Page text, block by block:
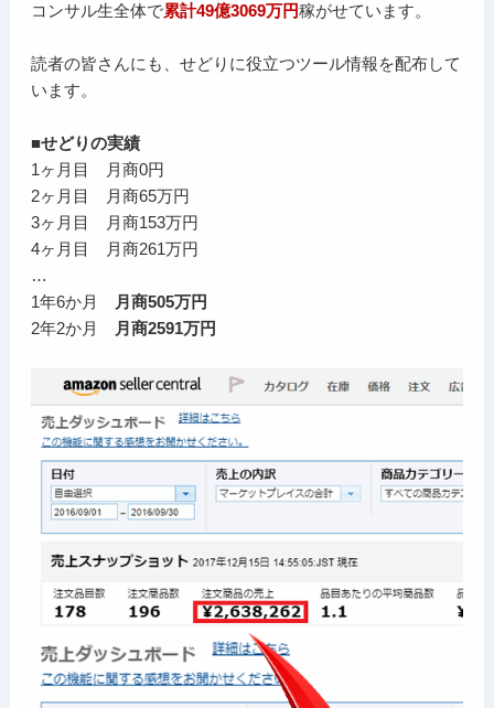
コンサル生全体で累計49億3069万円稼がせています。
読者の皆さんにも、せどりに役立つツール情報を配布して
います。
■せどりの実績
1ヶ月目 月商0円
2ヶ月目 月商65万円
3ヶ月目 月商153万円
4ヶ月目 月商261万円
…
1年6か月
月商505万円
2年2か月
月商2591万円